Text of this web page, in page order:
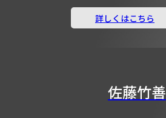
詳しくはこちら
佐藤竹善